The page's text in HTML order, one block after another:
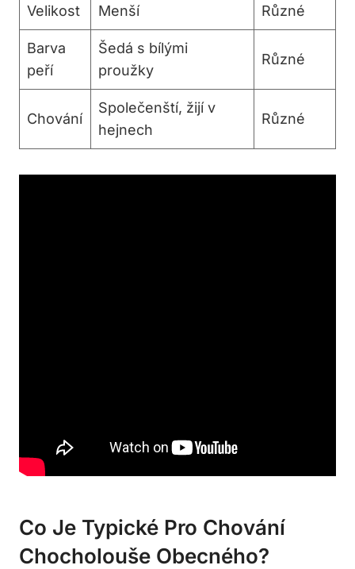
Velikost Menší Různé
Barva
peří
Šedá s bílými
proužky
Různé
Chování
Společenští, žijí v
hejnech
Různé
Co Je Typické Pro Chování
Chocholouše Obecného?